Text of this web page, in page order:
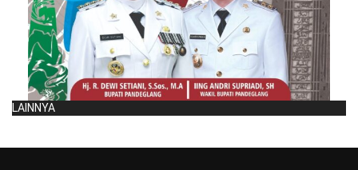
LAINNYA